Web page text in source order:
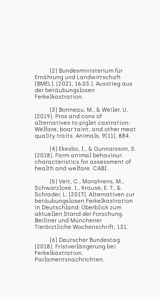
(2) Bundesministerium für
Ernährung und Landwirtschaft
(BMEL). (2021, 16.03.). Ausstieg aus
der betäubungslosen
Ferkelkastration.
(3) Bonneau, M., & Weiler, U.
(2019). Pros and cons of
alternatives to piglet castration:
Welfare, boar taint, and other meat
quality traits. Animals, 9(11), 884.
(4) Ekesbo, I., & Gunnarsson, S.
(2018). Farm animal behaviour:
characteristics for assessment of
health and welfare. CABI.
(5) Veit, C., Marahrens, M.,
Schwarzlose, I., Krause, E. T., &
Schrader, L. (2017). Alternativen zur
betäubungslosen Ferkelkastration
in Deutschland: Überblick zum
aktuellen Stand der Forschung.
Berliner und Münchener
Tierärztliche Wochenschrift, 131.
(6) Deutscher Bundestag
(2018). Fristverlängerung bei
Ferkelkastration.
Parlamentsnachrichten.